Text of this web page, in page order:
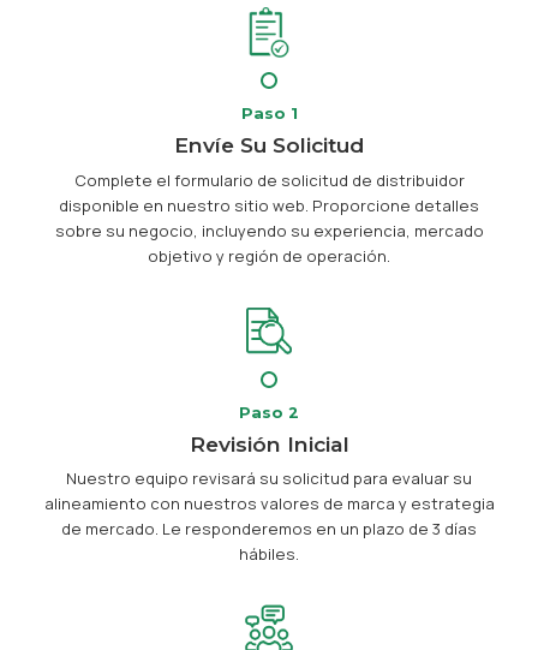
Paso 1
Envíe Su Solicitud
Complete el formulario de solicitud de distribuidor
disponible en nuestro sitio web. Proporcione detalles
sobre su negocio, incluyendo su experiencia, mercado
objetivo y región de operación.
Paso 2
Revisión Inicial
Nuestro equipo revisará su solicitud para evaluar su
alineamiento con nuestros valores de marca y estrategia
de mercado. Le responderemos en un plazo de 3 días
hábiles.